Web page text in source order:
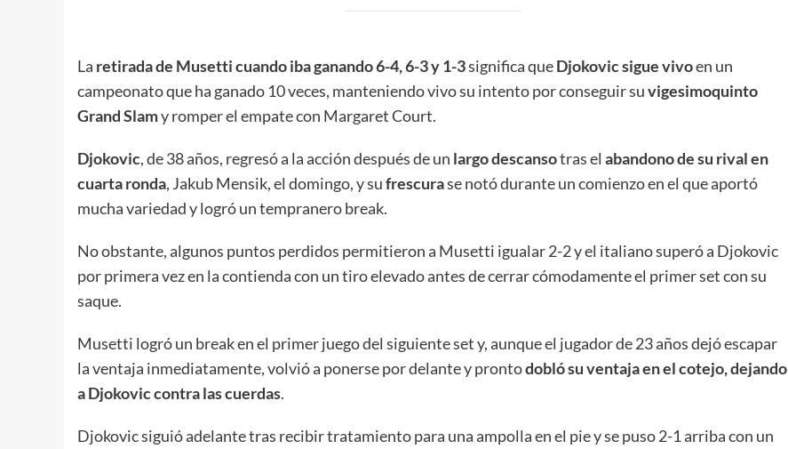
La retirada de Musetti cuando iba ganando 6-4, 6-3 y 1-3significa queDjokovic sigue vivoen un
campeonato que ha ganado 10 veces, manteniendo vivo su intento por conseguir suvigesimoquinto
Grand Slamy romper el empate con Margaret Court.
Djokovic, de 38 años, regresó a la acción después de un largo descansotras el abandono de su rival en
cuarta ronda, Jakub Mensik, el domingo, y sufrescurase notó durante un comienzo en el que aportó
mucha variedad y logró un tempranero break.
No obstante, algunos puntos perdidos permitieron a Musetti igualar 2-2 y el italiano superó a Djokovic
por primera vez en la contienda con un tiro elevado antes de cerrar cómodamente el primer set con su
saque.
Musetti logró un break en el primer juego del siguiente set y, aunque el jugador de 23 años dejó escapar
la ventaja inmediatamente, volvió a ponerse por delante y prontodobló su ventaja en el cotejo, dejando
a Djokovic contra las cuerdas.
Djokovic siguió adelante tras recibir tratamiento para una ampolla en el pie y se puso 2-1 arriba con un